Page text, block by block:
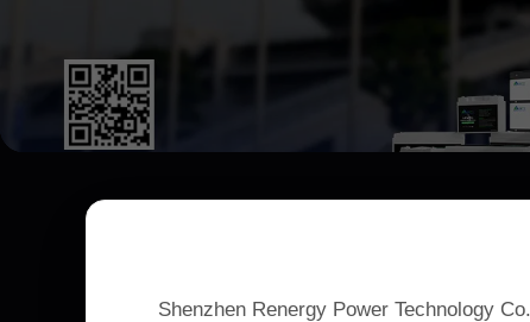
Shenzhen Renergy Power Technology